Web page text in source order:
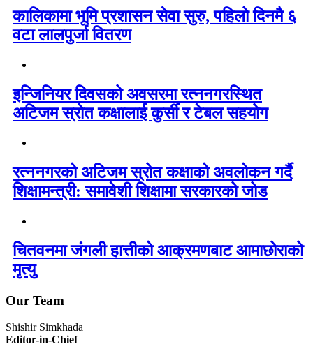
कालिकामा भूमि प्रशासन सेवा सुरु, पहिलो दिनमै ६
वटा लालपुर्जा वितरण
इन्जिनियर दिवसको अवसरमा रत्ननगरस्थित
अटिजम स्रोत कक्षालाई कुर्सी र टेबल सहयोग
रत्ननगरको अटिजम स्रोत कक्षाको अवलोकन गर्दै
शिक्षामन्त्री: समावेशी शिक्षामा सरकारको जोड
चितवनमा जंगली हात्तीको आक्रमणबाट आमाछोराको
मृत्यु
Our Team
Shishir Simkhada
Editor-in-Chief